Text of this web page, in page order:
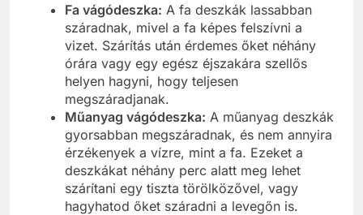
Fa vágódeszka: A fa deszkák lassabban
száradnak, mivel a fa képes felszívni a
vizet. Szárítás után érdemes őket néhány
órára vagy egy egész éjszakára szellős
helyen hagyni, hogy teljesen
megszáradjanak.
Műanyag vágódeszka: A műanyag deszkák
gyorsabban megszáradnak, és nem annyira
érzékenyek a vízre, mint a fa. Ezeket a
deszkákat néhány perc alatt meg lehet
szárítani egy tiszta törölközővel, vagy
hagyhatod őket száradni a levegőn is.